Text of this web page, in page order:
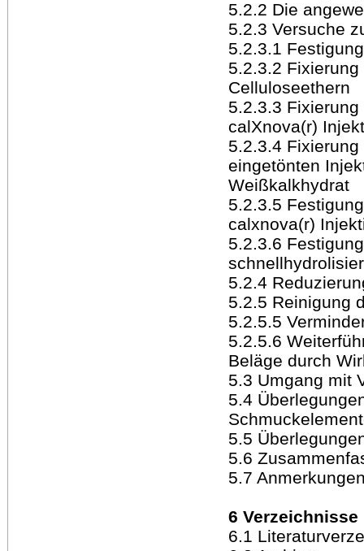
5.2.2 Die
5.2.3 Versuche
5.2.3.1
5.2.3.2
Celluloseethern
5.2.3.3
calXnova(r)
5.2.3.4
eingetönten
Weißkalkhydrat
5.2.3.5
calxnova(r)
5.2.3.6
5.2.4
5.2.5 Reinigung
5.2.5.5
5.2.5.6
Beläge durch
5.3 Umgang mit
5.4
5.5
5.6
5.7
6 Verzeichnisse
6.1